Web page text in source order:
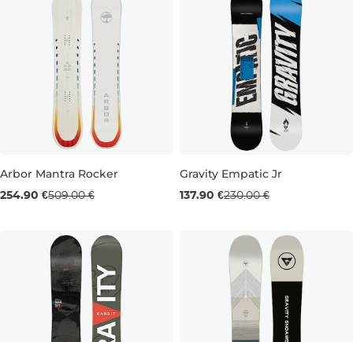
Výpredaj -50 %
Arbor Mantra Rocker
254.90 €509.00 € Výpredaj -40 %
Gravity Empatic Jr
137.90 €230.00 €